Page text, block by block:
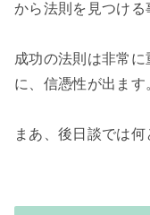
から法則を見つける
成功の法則は非常
に、信憑性が出ます
まあ、後日談では何